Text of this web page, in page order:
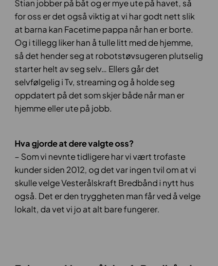
Stian jobber på båt og er mye ute på havet, så
for oss er det også viktig at vi har godt nett slik
at barna kan Facetime pappa når han er borte.
Og i tillegg liker han å tulle litt med de hjemme,
så det hender seg at robotstøvsugeren plutselig
starter helt av seg selv… Ellers går det
selvfølgelig i Tv, streaming og å holde seg
oppdatert på det som skjer både når man er
hjemme eller ute på jobb.
Hva gjorde at dere valgte oss?
– Som vi nevnte tidligere har vi vært trofaste
kunder siden 2012, og det var ingen tvil om at vi
skulle velge Vesterålskraft Bredbånd i nytt hus
også. Det er den tryggheten man får ved å velge
lokalt, da vet vi jo at alt bare fungerer.